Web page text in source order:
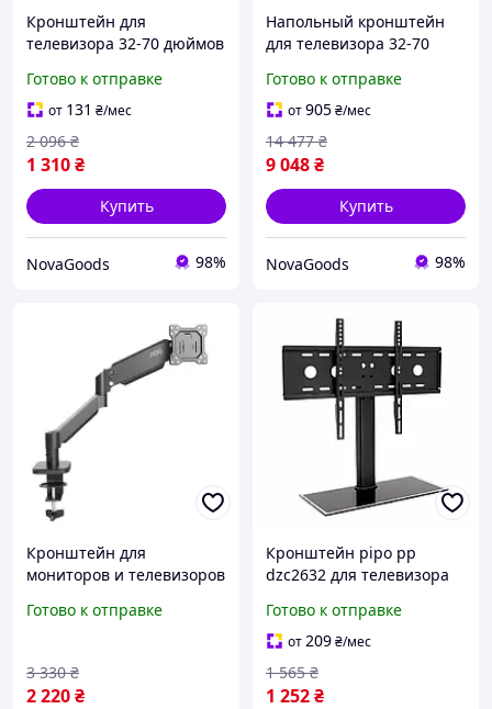
Кронштейн для
телевизора 32-70 дюймов
настенный из стали
модель PT003 черный
Готово к отправке
от 131 ₴/мес
1 310₴
2 096 ₴
Купить
NovaGoods 98%
Напольный кронштейн
для телевизора 32-70
для дома черный GN-
8750
Готово к отправке
от905₴/мес
9 048₴
14 477 ₴
Купить
NovaGoods 98%
Кронштейн для
мониторов и телевизоров
наклонный с
FLAME
Готово к отправке
2 220₴
3 330 ₴
Кронштейн pipo pp
dzc2632 для телевизора
без наклона черный
buzyna
Готово к отправке
от209₴/мес
1 252₴
1 565 ₴